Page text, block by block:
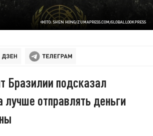
ФОТО: SHEN HONG/ZUMAPRESS.COM/GLOBALLOOKPRESS
Бразилии подсказал
лучше отправлять деньги